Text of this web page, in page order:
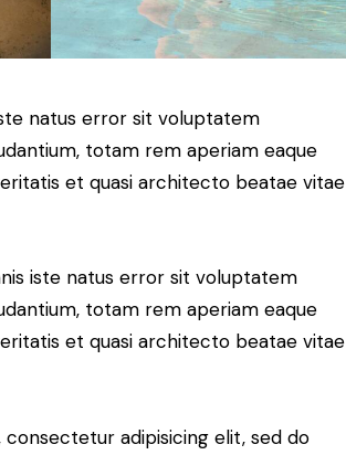
natus error sit voluptatem
totam rem aperiam eaque
et quasi architecto beatae vitae
iste natus error sit voluptatem
totam rem aperiam eaque
et quasi architecto beatae vitae
adipisicing elit, sed do